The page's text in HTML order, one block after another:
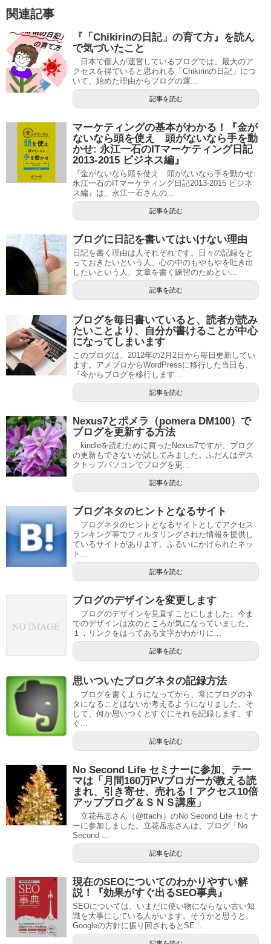
関連記事
『「Chikirinの日記」の育て方』を読ん
で気づいたこと
日本で個人が運営しているブログでは、最大のア
クセスを得ていると思われる「Chikirinの日記」につ
いて、始めた理由からブログの運...
記事を読む
マーケティングの基本がわかる！『金が
ないなら頭を使え 頭がないなら手を動
かせ: 永江一石のITマーケティング日記
2013-2015 ビジネス編』
『金がないなら頭を使え 頭がないなら手を動かせ:
永江一石のITマーケティング日記2013-2015 ビジネ
ス編』は、永江一石さんの...
記事を読む
ブログに日記を書いてはいけない理由
日記を書く理由は人それぞれです。日々の記録をと
っておきたいという人、心の中のもやもやを吐き出
したいという人、文章を書く練習のためとい...
記事を読む
ブログを毎日書いていると、読者が読み
たいことより、自分が書けることが中心
になってしまいます
このブログは、2012年の2月2日から毎日更新してい
ます。アメブロからWordPressに移行した当日も、
『今からブログを移行します...
記事を読む
Nexus7とポメラ（pomera DM100）で
ブログを更新する方法
kindleを読むために買ったNexus7ですが、ブログ
の更新もできないか試してみました。ふだんはデス
クトップパソコンでブログを更...
記事を読む
ブログネタのヒントとなるサイト
ブログネタのヒントとなるサイトとしてアクセス
ランキング等でフィルタリングされた情報を提供し
ているサイトがあります。ふるいにかけられたネッ
ト...
記事を読む
ブログのデザインを変更します
ブログのデザインを見直すことにしました。今ま
でのデザインは次のところが気になっていました。
１．リンクをはってある文字がわかりに...
記事を読む
思いついたブログネタの記録方法
ブログを書くようになってから、常にブログのネ
タになることはないか考えるようになりました。そ
して、何か思いつくとすぐにそれを記録します。す
ぐ...
記事を読む
No Second Life セミナーに参加、テー
マは「月間160万PVブロガーが教える読
まれ、引き寄せ、売れる！アクセス10倍
アップブログ＆ＳＮＳ講座」
立花岳志さん（@ttachi）のNo Second Life セミナ
ーに参加しました。立花岳志さんは、ブログ「No
Second ...
記事を読む
現在のSEOについてのわかりやすい解
説！『効果がすぐ出るSEO事典』
SEOについては、いまだに使い物にならない古い知
識を大事にしている人がいます。そうかと思うと、
Googleの方針に振り回されるとSE...